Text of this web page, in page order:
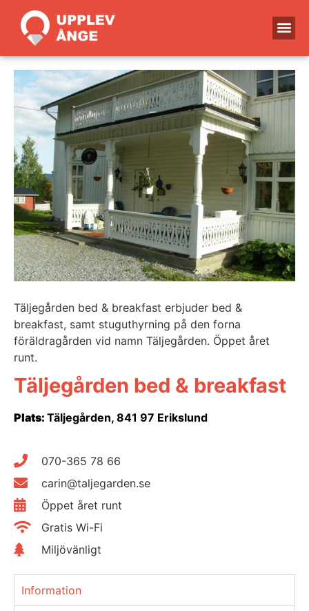
Täljegården bed & breakfast erbjuder bed &
breakfast, samt stuguthyrning på den forna
föräldragården vid namn Täljegården. Öppet året
runt.
Täljegården bed & breakfast
Plats: Täljegården, 841 97 Erikslund
070-365 78 66
carin@taljegarden.se
Öppet året runt
Gratis Wi-Fi
Miljövänligt
Information